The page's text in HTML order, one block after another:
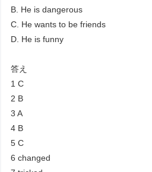
B. He is dangerous
C. He wants to be friends
D. He is funny
答え
1 C
2 B
3 A
4 B
5 C
6 changed